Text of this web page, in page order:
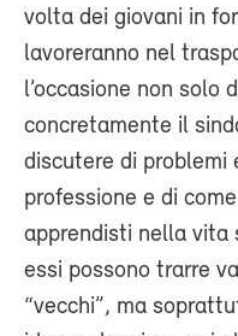
volta dei giovani in
lavoreranno nel
l’occasione non solo
concretamente il
discutere di problemi
professione e di
apprendisti nella vita
essi possono trarre
“vecchi”, ma